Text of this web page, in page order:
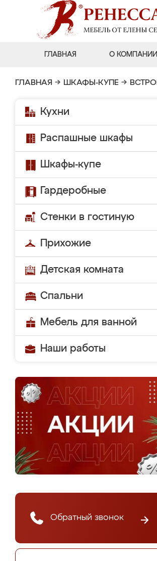
ГЛАВНАЯ О КОМПАНИИ
ГЛАВНАЯ → ШКАФЫ-КУПЕ →
Кухни
Распашные шкафы
Шкафы-купе
Гардеробные
Стенки в гостиную
Прихожие
Детская комната
Спальни
Мебель для ванной
Наши работы
Обратный звонок